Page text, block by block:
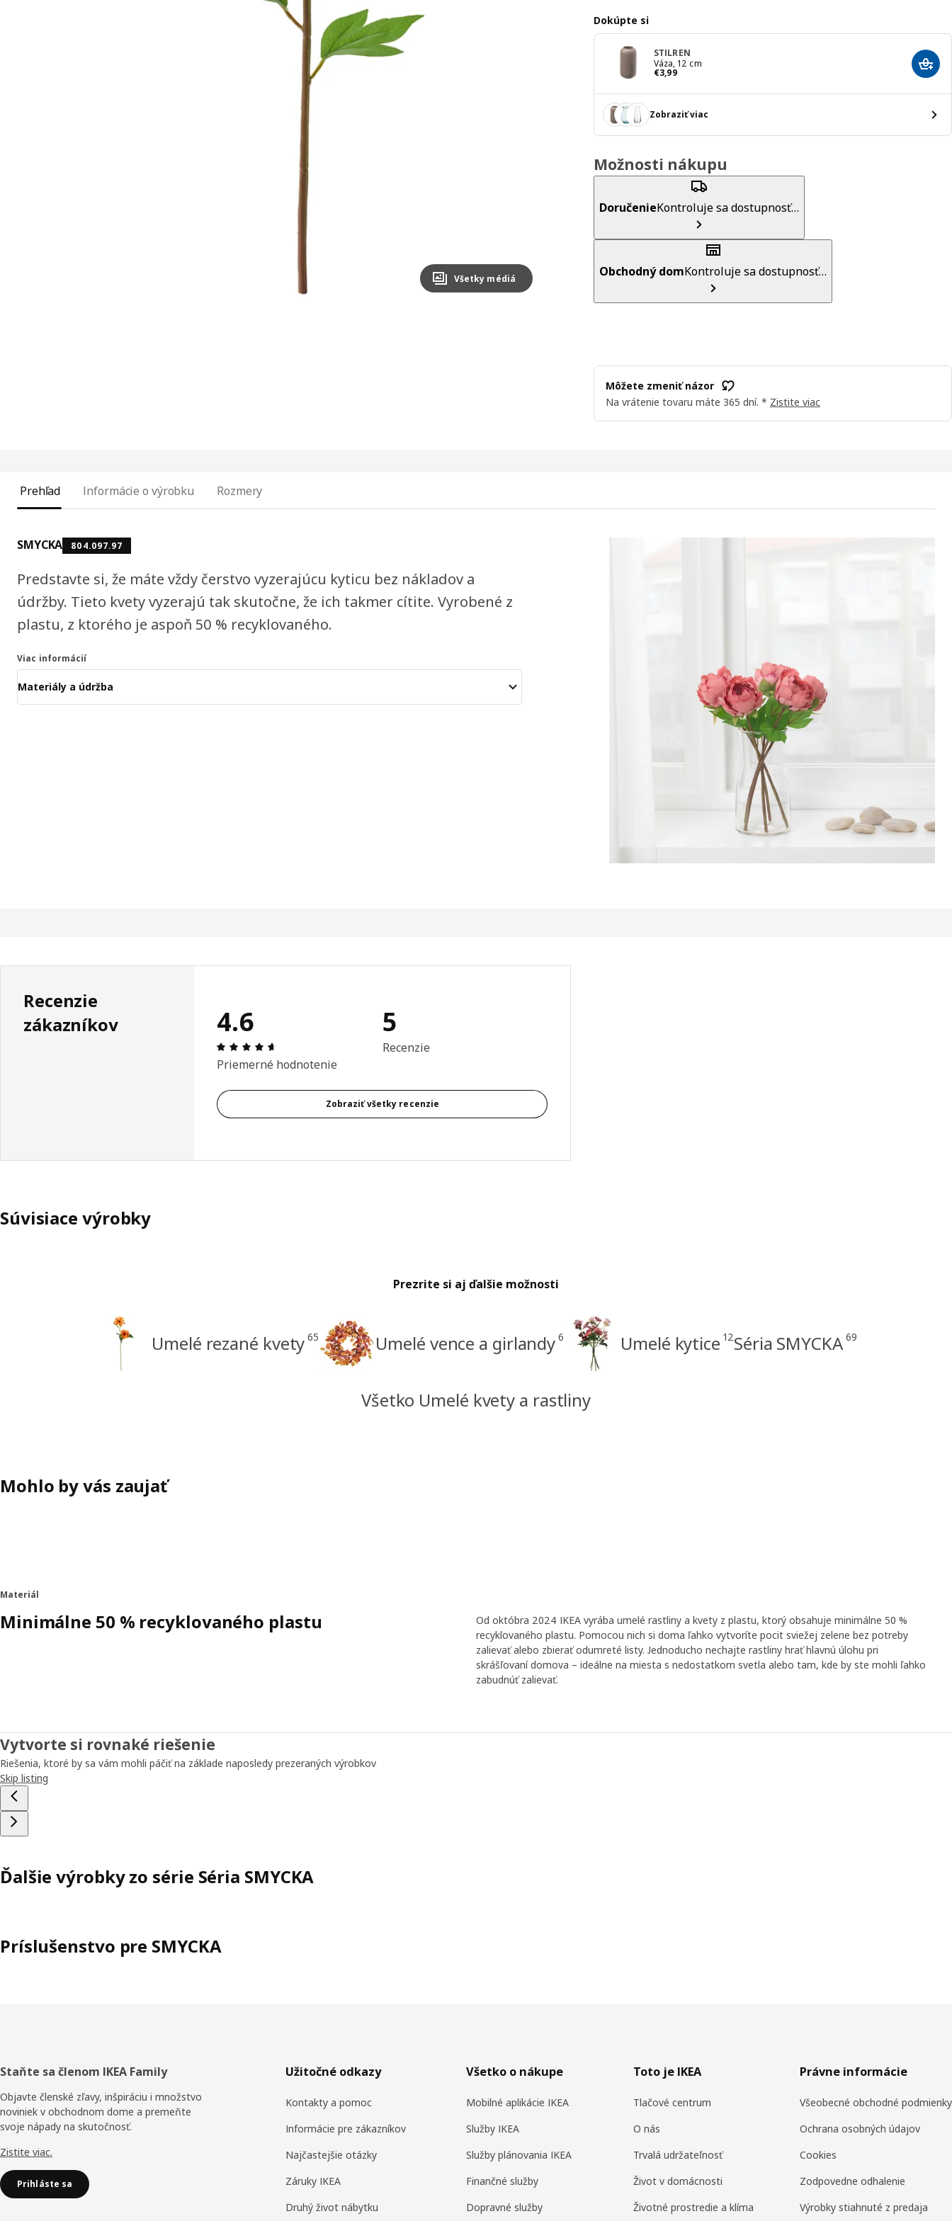
Všetky médiá
Dokúpte si
STILREN
Váza, 12 cm
€3,99
Cena € 3,99
Zobraziť viac
Možnosti nákupu
DoručenieKontroluje sa dostupnosť…
Obchodný domKontroluje sa dostupnosť…
Môžete zmeniť názor
Na vrátenie tovaru máte 365 dní. * Zistite viac
Prehľad Informácie o výrobku Rozmery
SMYCKA 804.097.97
Predstavte si, že máte vždy čerstvo vyzerajúcu kyticu bez nákladov a
údržby. Tieto kvety vyzerajú tak skutočne, že ich takmer cítite. Vyrobené z
plastu, z ktorého je aspoň 50 % recyklovaného.
Viac informácií
Materiály a údržba
Recenzie
zákazníkov
4.6
Hodnotenie: 4.6 z 5 hviezdičiek. Celkový počet recenzií: 5
Priemerné hodnotenie
5
Recenzie
Zobraziť všetky recenzie
Súvisiace výrobky
Prezrite si aj ďalšie možnosti
Umelé rezané kvety 65 Umelé vence a girlandy 6 Umelé kytice 12Séria SMYCKA 69
Všetko Umelé kvety a rastliny
Mohlo by vás zaujať
Materiál
Minimálne 50 % recyklovaného plastu
Od októbra 2024 IKEA vyrába umelé rastliny a kvety z plastu, ktorý obsahuje minimálne 50 %
recyklovaného plastu. Pomocou nich si doma ľahko vytvoríte pocit sviežej zelene bez potreby
zalievať alebo zbierať odumreté listy. Jednoducho nechajte rastliny hrať hlavnú úlohu pri
skrášľovaní domova – ideálne na miesta s nedostatkom svetla alebo tam, kde by ste mohli ľahko
zabudnúť zalievať.
Vytvorte si rovnaké riešenie
Riešenia, ktoré by sa vám mohli páčiť na základe naposledy prezeraných výrobkov
Skip listing
Ďalšie výrobky zo série Séria SMYCKA
Príslušenstvo pre SMYCKA
Päta
stránky
Staňte sa členom IKEA Family
Objavte členské zľavy, inšpiráciu i množstvo
noviniek v obchodnom dome a premeňte
svoje nápady na skutočnosť.
Zistite viac.
Prihláste sa
Užitočné odkazy
Kontakty a pomoc
Informácie pre zákazníkov
Najčastejšie otázky
Záruky IKEA
Druhý život nábytku
Všetko o nákupe
Mobilné aplikácie IKEA
Služby IKEA
Služby plánovania IKEA
Finančné služby
Dopravné služby
Toto je IKEA
Tlačové centrum
O nás
Trvalá udržateľnosť
Život v domácnosti
Životné prostredie a klíma
Právne informácie
Všeobecné obchodné podmienky
Ochrana osobných údajov
Cookies
Zodpovedne odhalenie
Výrobky stiahnuté z predaja